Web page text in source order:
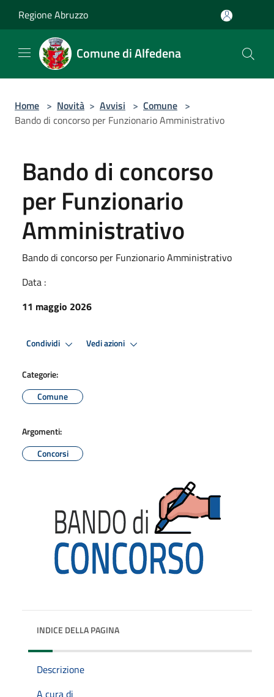
Regione Abruzzo
Comune di Alfedena
Home > Novità > Avvisi > Comune >
Bando di concorso per Funzionario Amministrativo
Bando di concorso
per Funzionario
Amministrativo
Bando di concorso per Funzionario Amministrativo
Data :
11 maggio 2026
Condividi Vedi azioni
Categorie:
Comune
Argomenti:
Concorsi
INDICE DELLA PAGINA
Descrizione
A cura di